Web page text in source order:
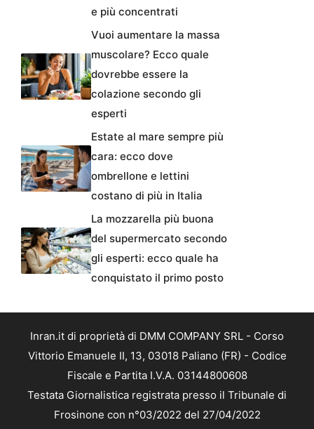
e più concentrati
Vuoi aumentare la massa
muscolare? Ecco quale
dovrebbe essere la
colazione secondo gli
esperti
Estate al mare sempre più
cara: ecco dove
ombrellone e lettini
costano di più in Italia
La mozzarella più buona
del supermercato secondo
gli esperti: ecco quale ha
conquistato il primo posto
Inran.it di proprietà di DMM COMPANY SRL - Corso
Vittorio Emanuele II, 13, 03018 Paliano (FR) - Codice
Fiscale e Partita I.V.A. 03144800608
Testata Giornalistica registrata presso il Tribunale di
Frosinone con n°03/2022 del 27/04/2022